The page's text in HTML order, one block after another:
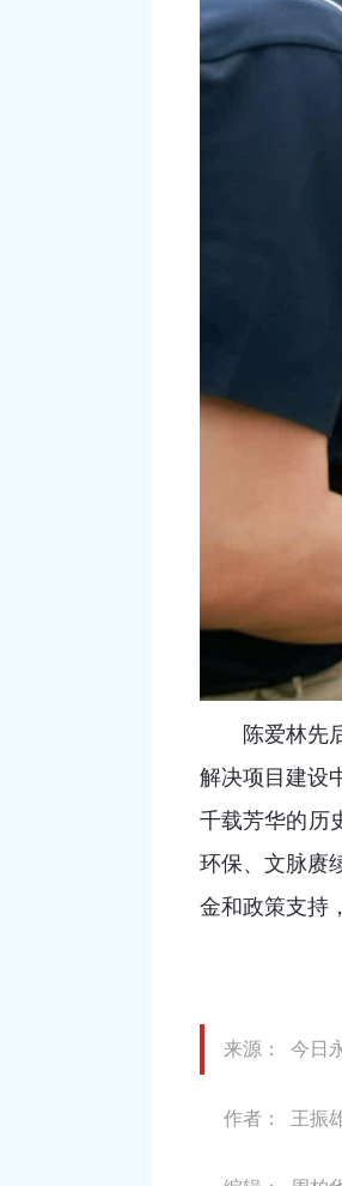
陈爱林先
解决项目建设
千载芳华的历
环保、文脉赓
金和政策支持
来源： 今日
作者： 王振